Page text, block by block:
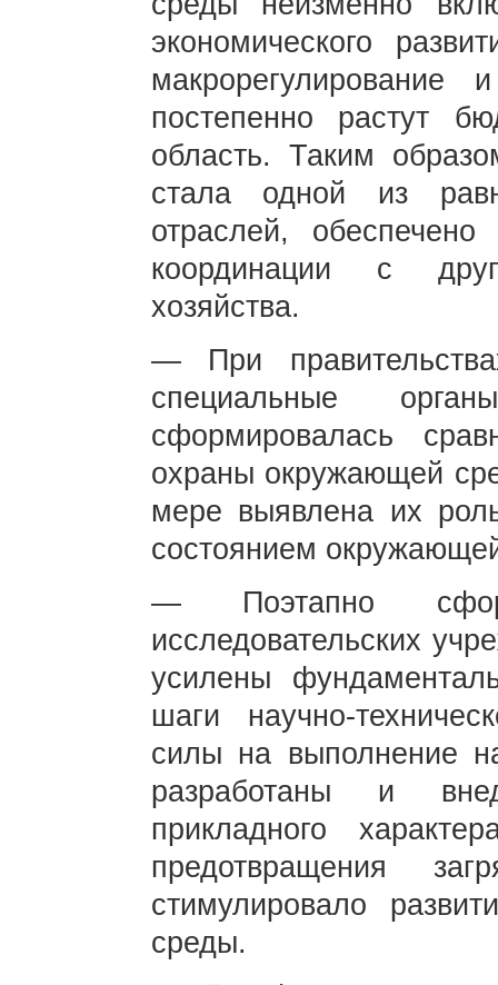
экономического
макрорегулирование
постепенно растут
область. Таким
стала одной из
отраслей,
координации с
хозяйства.
— При
специальные
сформировалась
охраны окружающей
мере выявлена их
состоянием
— Поэтапно
исследовательских
усилены
шаги научно-
силы на выполнение
разработаны и
прикладного
предотвращения
стимулировало
среды.